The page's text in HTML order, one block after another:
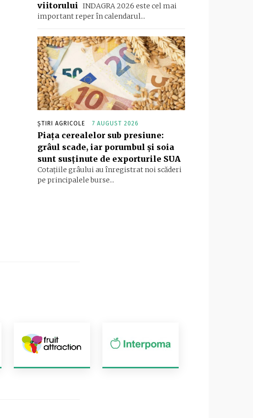
viitorului INDAGRA 2026 este cel mai
important reper în calendarul...
ȘTIRI AGRICOLE 7 AUGUST 2026
Piața cerealelor sub presiune:
grâul scade, iar porumbul și soia
sunt susținute de exporturile SUA
Cotațiile grâului au înregistrat noi scăderi
pe principalele burse...